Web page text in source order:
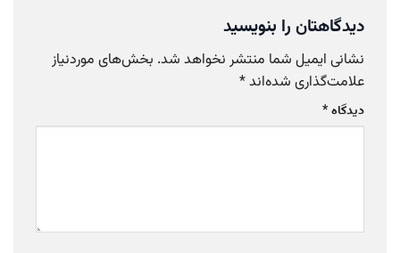
دیدگاهتان را بنویسید
نشانی ایمیل شما منتشر نخواهد شد. بخش‌های موردنیاز
علامت‌گذاری شده‌اند*
دیدگاه*